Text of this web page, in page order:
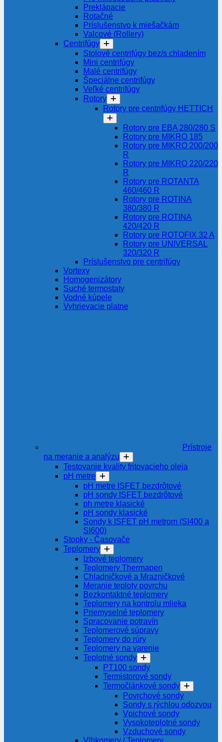
Preklápacie
Rotačné
Príslušenstvo k miešačkám
Valcové (Rollery)
Centrifúgy
Stolové centrifúgy bez/s chladením
Mini centrifúgy
Malé centrifúgy
Špeciálne centrifúgy
Veľké centrifúgy
Rotory
Rotory pre centrifúgy HETTICH
Rotory pre EBA 280/280 S
Rotory pre MIKRO 185
Rotory pre MIKRO 200/200
R
Rotory pre MIKRO 220/220
R
Rotory pre ROTANTA
460/460 R
Rotory pre ROTINA
380/380 R
Rotory pre ROTINA
420/420 R
Rotory pre ROTOFIX 32 A
Rotory pre UNIVERSAL
320/320 R
Príslušenstvo pre centrifúgy
Vortexy
Homogenizátory
Suché termostaty
Vodné kúpele
Vyhrievacie platne
Prístroje
na meranie a analýzu
Testovanie kvality fritovacieho oleja
pH metre
pH metre ISFET bezdrôtové
pH sondy ISFET bezdrôtové
ph metre klasické
pH sondy klasické
Sondy k ISFET pH metrom (SI400 a
SI600)
Stopky - Časovače
Teplomery
Izbové teplomery
Teplomery Thermapen
Chladničkové a Mrazničkové
Meranie teploty povrchu
Bezkontaktné teplomery
Teplomery na kontrolu mlieka
Priemyselné teplomery
Spracovanie potravín
Teplomerové súpravy
Teplomery do rúry
Teplomery na varenie
Teplotné sondy
PT100 sondy
Termistorové sondy
Termočlánkové sondy
Povrchové sondy
Sondy s rýchlou odozvou
Vpichové sondy
Vysokoteplotné sondy
Vzduchové sondy
Vlhkomery / Teplomery